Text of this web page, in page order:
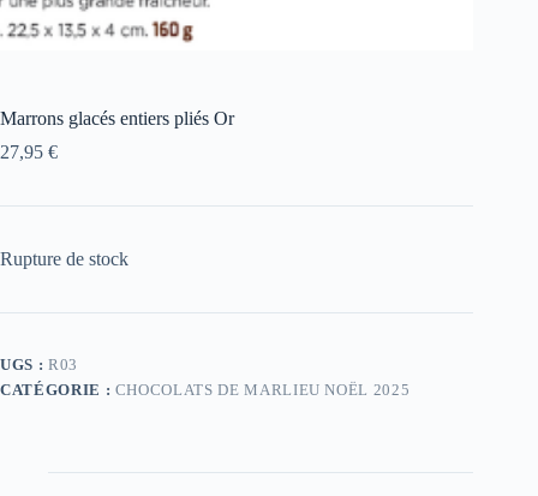
Marrons glacés entiers pliés Or
27,95 €
Rupture de stock
UGS : R03
CATÉGORIE : CHOCOLATS DE MARLIEU NOËL 2025